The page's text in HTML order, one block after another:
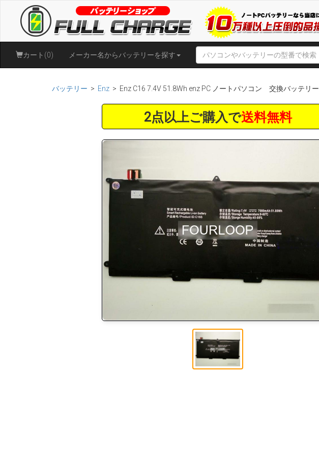
カート(0) メーカー名からバッテリーを探す
バッテリー > Enz > Enz C16 7.4V 51.8Wh enz PC ノートパソコン 交換バッテリー
2点以上ご購入で送料無料